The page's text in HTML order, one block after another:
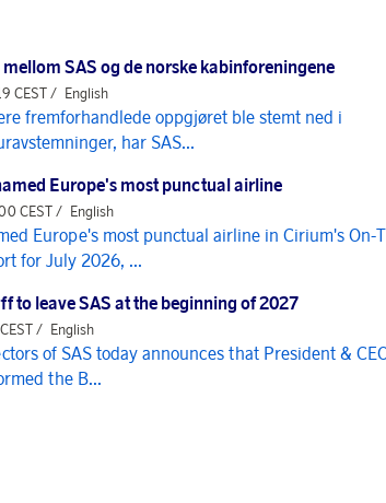
SAS og de norske kabinforeningene
CEST / English
fremforhandlede oppgjøret ble stemt ned i
har SAS...
Europe's most punctual airline
CEST / English
Europe's most punctual airline in Cirium's On-
for July 2026, ...
to leave SAS at the beginning of 2027
/ English
of SAS today announces that President &
the B...